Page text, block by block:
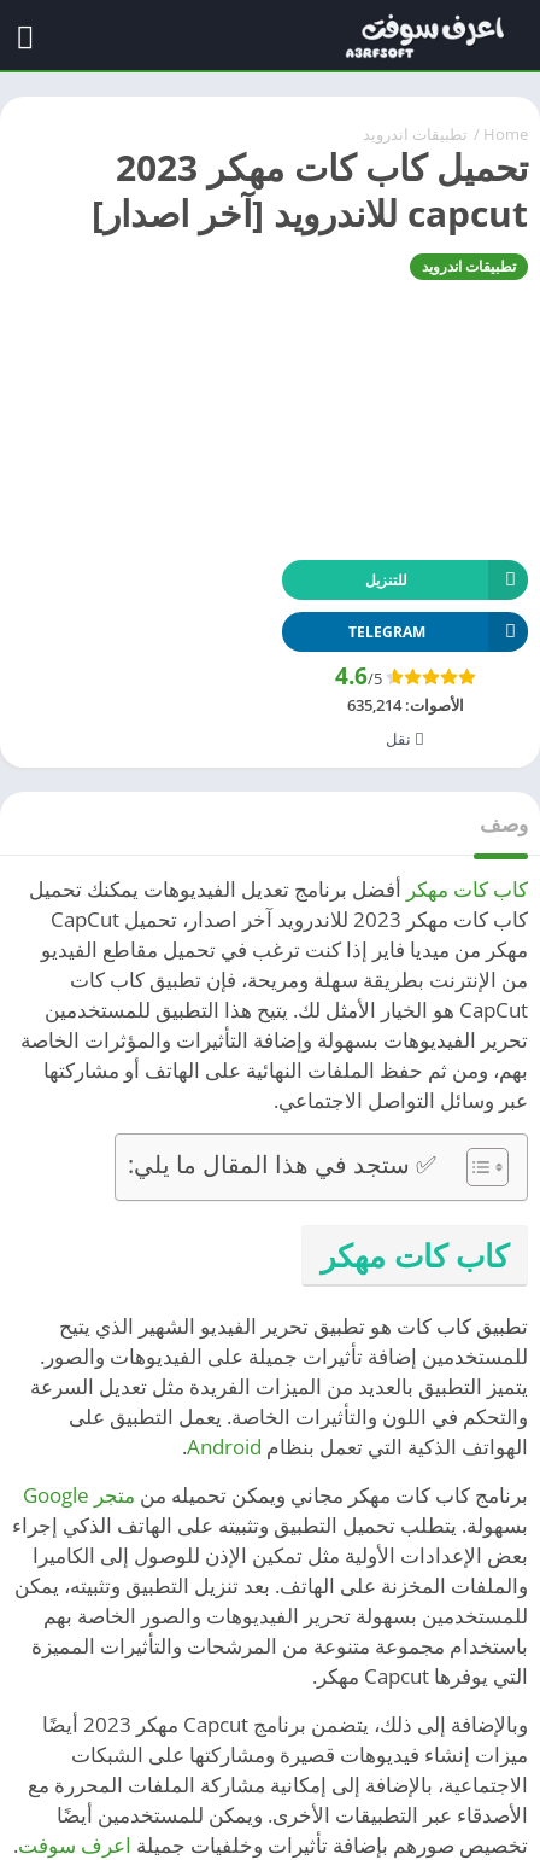
Home
/ تطبيقات اندرويد
تحميل كاب كات مهكر 2023
capcut للاندرويد [آخر اصدار]
تطبيقات اندرويد
للتنزيل
TELEGRAM
4.6/5
الأصوات:635,214
نقل
وصف
كاب كات مهكر أفضل برنامج تعديل الفيديوهات يمكنك تحميل
كاب كات مهكر 2023 للاندرويد آخر اصدار، تحميل CapCut
مهكر من ميديا فاير إذا كنت ترغب في تحميل مقاطع الفيديو
من الإنترنت بطريقة سهلة ومريحة، فإن تطبيق كاب كات
CapCut هو الخيار الأمثل لك. يتيح هذا التطبيق للمستخدمين
تحرير الفيديوهات بسهولة وإضافة التأثيرات والمؤثرات الخاصة
بهم، ومن ثم حفظ الملفات النهائية على الهاتف أو مشاركتها
عبر وسائل التواصل الاجتماعي.
✅ ستجد في هذا المقال ما يلي:
كاب كات مهكر
تطبيق كاب كات هو تطبيق تحرير الفيديو الشهير الذي يتيح
للمستخدمين إضافة تأثيرات جميلة على الفيديوهات والصور.
يتميز التطبيق بالعديد من الميزات الفريدة مثل تعديل السرعة
والتحكم في اللون والتأثيرات الخاصة. يعمل التطبيق على
الهواتف الذكية التي تعمل بنظام Android
.
برنامج كاب كات مهكر مجاني ويمكن تحميله من متجر Google
بسهولة. يتطلب تحميل التطبيق وتثبيته على الهاتف الذكي إجراء
بعض الإعدادات الأولية مثل تمكين الإذن للوصول إلى الكاميرا
والملفات المخزنة على الهاتف. بعد تنزيل التطبيق وتثبيته، يمكن
للمستخدمين بسهولة تحرير الفيديوهات والصور الخاصة بهم
باستخدام مجموعة متنوعة من المرشحات والتأثيرات المميزة
التي يوفرها Capcut مهكر.
وبالإضافة إلى ذلك، يتضمن برنامج Capcut مهكر 2023 أيضًا
ميزات إنشاء فيديوهات قصيرة ومشاركتها على الشبكات
الاجتماعية، بالإضافة إلى إمكانية مشاركة الملفات المحررة مع
الأصدقاء عبر التطبيقات الأخرى. ويمكن للمستخدمين أيضًا
تخصيص صورهم بإضافة تأثيرات وخلفيات جميلة اعرف سوفت.